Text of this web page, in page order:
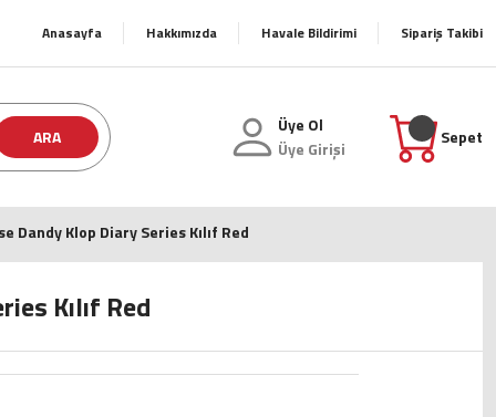
Anasayfa Hakkımızda Havale Bildirimi Sipariş Takibi
ARA
Üye Ol
Üye Girişi
Sepet
Dandy Klop Diary Series Kılıf Red
Kılıf Red